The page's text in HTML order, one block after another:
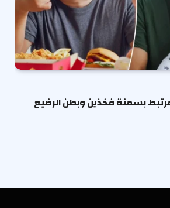
بسمنة فخذين وبطن الرضيع